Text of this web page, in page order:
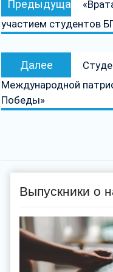
по
записям
Предыдущая
запись:
участием студентов
Далее
запись:
Международной
Победы»
Выпускники о